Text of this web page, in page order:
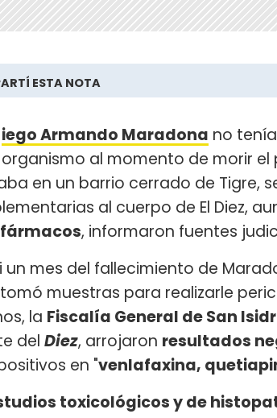
ESTA NOTA
iego Armando Maradona no
organismo al momento de morir
en un barrio cerrado de Tigre,
al cuerpo de El Diez,
, informaron fuentes
un mes del fallecimiento de
muestras para realizarle
la Fiscalía General de San
del Diez, arrojaron resultados
en "venlafaxina,
toxicológicos y de